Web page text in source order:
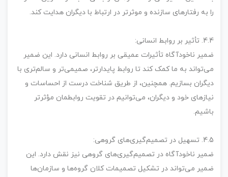
را به رفتارهای سازنده و موثرتر در ارتباط با دیگران هدایت کند.
4.4. تأثیر بر روابط انسانی:
ضمیر ناخودآگاه تأثیرات عمیقی بر روابط انسانی دارد. این ضمیر
می‌تواند به ما کمک کند تا روابط پایدارتر، صمیمی‌تر و سالم‌تری با
دیگران بسازیم. همچنین، از طریق شناخت درست از احساسات و
نیازهای خود و دیگران، می‌توانیم در تقویت روابطمان مؤثرتر
باشیم.
4.5. تسهیل در تصمیم‌گیری‌های گروهی:
ضمیر ناخودآگاه در تصمیم‌گیری‌های گروهی نیز نقش دارد. این
ضمیر می‌تواند در تشکیل تصمیمات کلان گروه‌ها و سازمان‌ها